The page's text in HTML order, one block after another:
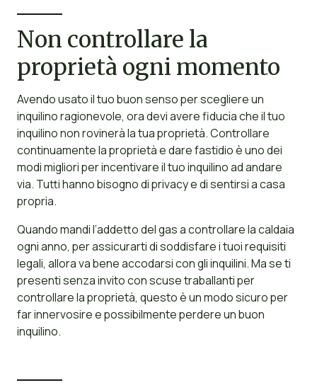
Non controllare la
proprietà ogni momento
Avendo usato il tuo buon senso per scegliere un
inquilino ragionevole, ora devi avere fiducia che il tuo
inquilino non rovinerà la tua proprietà. Controllare
continuamente la proprietà e dare fastidio è uno dei
modi migliori per incentivare il tuo inquilino ad andare
via. Tutti hanno bisogno di privacy e di sentirsi a casa
propria.
Quando mandi l’addetto del gas a controllare la caldaia
ogni anno, per assicurarti di soddisfare i tuoi requisiti
legali, allora va bene accodarsi con gli inquilini. Ma se ti
presenti senza invito con scuse traballanti per
controllare la proprietà, questo è un modo sicuro per
far innervosire e possibilmente perdere un buon
inquilino.